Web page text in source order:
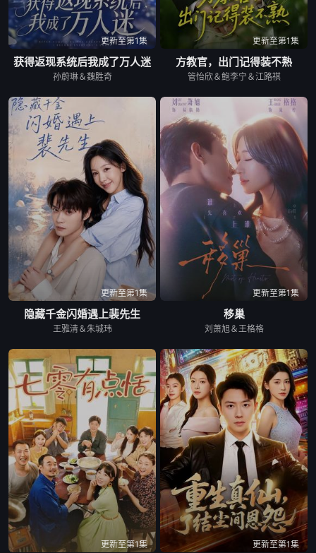
更新至第1集
获得返现系统后我成了万人迷
孙蔚琳＆魏胜奇
更新至第1集
方教官，出门记得装不熟
管怡欣＆鲍李宁＆江路祺
更新至第1集
隐藏千金闪婚遇上裴先生
王雅清＆朱城玮
更新至第1集
移巢
刘萧旭＆王格格
更新至第1集 更新至第1集